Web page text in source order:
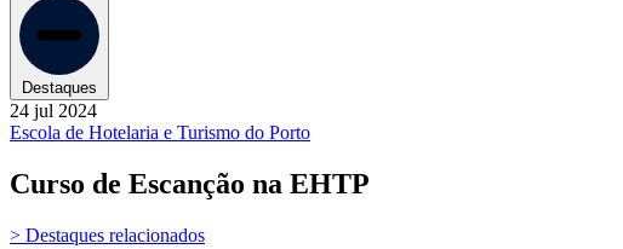
Destaques
24 jul 2024
Escola de Hotelaria e Turismo do Porto
Curso de Escanção na EHTP
> Destaques relacionados